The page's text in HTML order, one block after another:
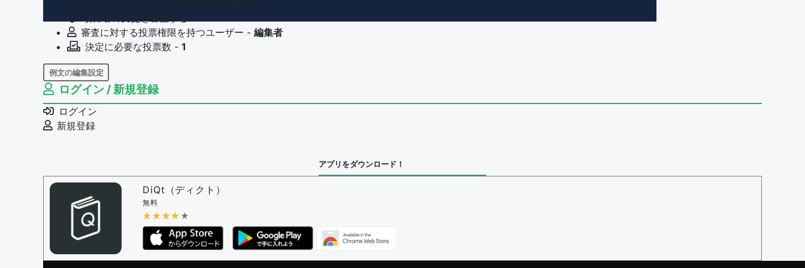
審査に対する投票権限を持つユーザー - 編集者
決定に必要な投票数 - 1
例文の編集設定
例文の編集権限を持つユーザー -
例文の削除を審査する
審査に対する投票権限を持つユーザー -
決定に必要な投票数 -
問題の編集権限を持つユーザー -すべてのユーザー
審査に対する投票権限を持つユーザー -
決定に必要な投票数 -
編集ガイドライン
ログイン / 新規登録
ログイン
新規登録
アプリをダウンロード！
DiQt（ディクト）
無料
★★★★★
★★★★★